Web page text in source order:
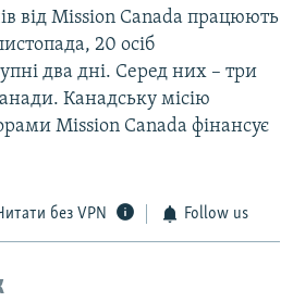
від Mission Canada працюють
20 осіб
два дні. Серед них – три
Канадську місію
Mission Canada фінансує
без VPN Follow us